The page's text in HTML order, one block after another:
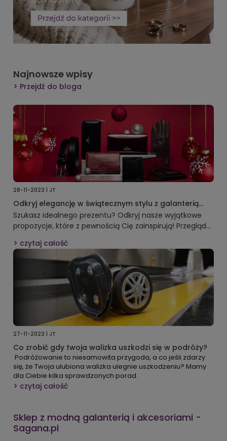
Najnowsze wpisy
Przejdź do bloga
28-11-2023 | JT
Odkryj elegancję w świątecznym stylu z galanterią
Wittchen.
Szukasz idealnego prezentu? Odkryj nasze wyjątkowe
propozycje, które z pewnością Cię zainspirują! Przeglądnij
bliskich.
czytaj całość
27-11-2023 | JT
Co zrobić gdy twoja walizka uszkodzi się w podróży?
Podróżowanie to niesamowita przygoda, a co jeśli zdarzy
się, że Twoja ulubiona walizka ulegnie uszkodzeniu? Mamy
dla Ciebie kilka sprawdzonych porad.
czytaj całość
Sklep z modną galanterią i akcesoriami -
Sagana.pl